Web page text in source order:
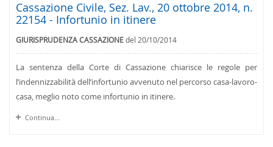
Cassazione Civile, Sez. Lav., 20 ottobre 2014, n.
22154 - Infortunio in itinere
GIURISPRUDENZA CASSAZIONEdel 20/10/2014
La sentenza della Corte di Cassazione chiarisce le regole per
l’indennizzabilità dell’infortunio avvenuto nel percorso casa-lavoro-
casa, meglio noto come infortunio in itinere.
Continua...